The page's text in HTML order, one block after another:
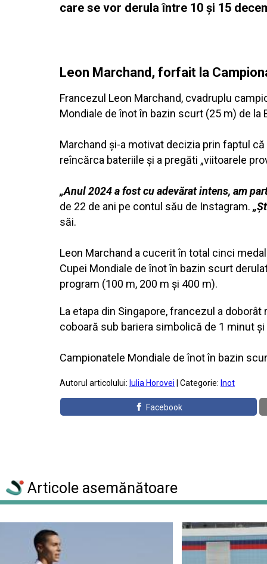
care se vor derula între 10 și 15
Leon Marchand, forfait la
Francezul Leon Marchand, cvadruplu
Mondiale de înot în bazin scurt (25 m) de la
Marchand și-a motivat decizia prin faptul
reîncărca bateriile și a pregăti „viitoarele
„Anul 2024 a fost cu adevărat intens, am
de 22 de ani pe contul său de Instagram.
săi.
Leon Marchand a cucerit în total cinci
Cupei Mondiale de înot în bazin scurt
program (100 m, 200 m și 400 m).
La etapa din Singapore, francezul a
coboară sub bariera simbolică de 1 minut
Campionatele Mondiale de înot în bazin
Autorul articolului: Iulia Horovei | Categorie: Inot
Facebook
Articole asemănătoare